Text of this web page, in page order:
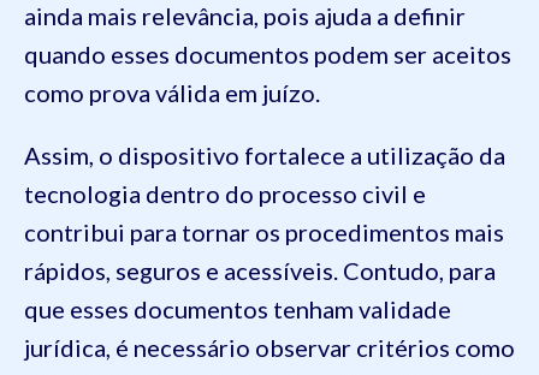
ainda mais relevância, pois ajuda a definir
quando esses documentos podem ser aceitos
como prova válida em juízo.
Assim, o dispositivo fortalece a utilização da
tecnologia dentro do processo civil e
contribui para tornar os procedimentos mais
rápidos, seguros e acessíveis. Contudo, para
que esses documentos tenham validade
jurídica, é necessário observar critérios como